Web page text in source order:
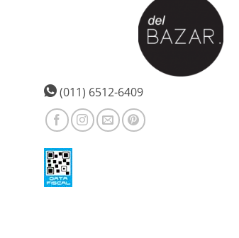
opciones
se
pueden
elegir
en
(011) 6512-6409